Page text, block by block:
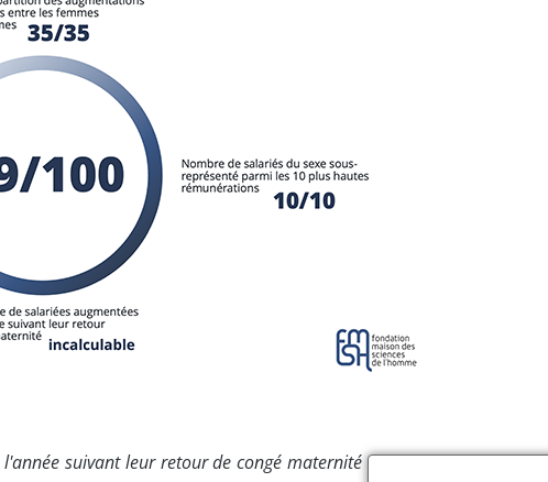
suivant leur retour de congé maternité n'est pas calculable